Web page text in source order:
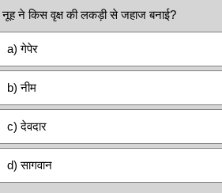
नूह ने किस वृक्ष की लकड़ी से जहाज बनाई?
a) गेपेर
b) नीम
c) देवदार
d) सागवान